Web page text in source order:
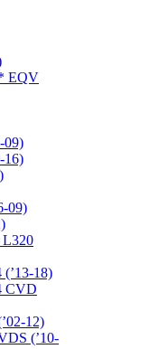
EQV
09)
16)
09)
L320
(’13-18)
CVD
12)
(’10-